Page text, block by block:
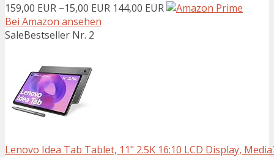
159,00 EUR −15,00 EUR 144,00 EUR
Bei Amazon ansehen
SaleBestseller Nr. 2
Lenovo Idea Tab Tablet, 11" 2.5K 16:10 LCD Display,